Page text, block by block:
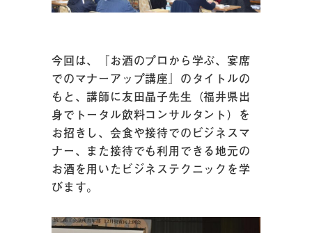
今回は、『お酒のプロから学ぶ、宴席
でのマナーアップ講座』のタイトルの
もと、講師に友田晶子先生（福井県出
身でトータル飲料コンサルタント）を
お招きし、会食や接待でのビジネスマ
ナー、また接待でも利用できる地元の
お酒を用いたビジネステクニックを学
びます。